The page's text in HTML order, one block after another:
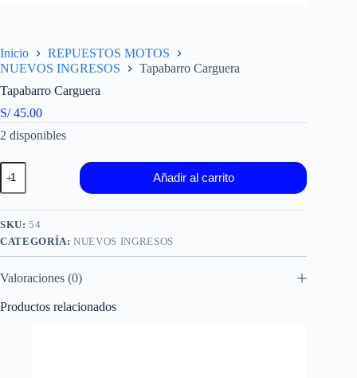
Inicio
REPUESTOS MOTOS
NUEVOS INGRESOS
Tapabarro Carguera
Tapabarro Carguera
S/45.00
2 disponibles
Tapabarro
Carguera
cantidad
Añadir al carrito
SKU:54
CATEGORÍA:NUEVOS INGRESOS
Valoraciones (0)
Productos relacionados